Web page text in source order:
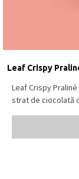
Leaf Crispy
Leaf Crispy
strat de ciocolată